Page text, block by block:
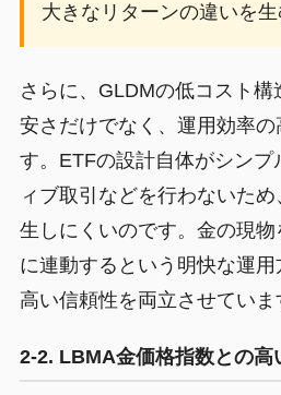
大きなリターンの違いを生
さらに、GLDMの低コスト
安さだけでなく、運用効率の
す。ETFの設計自体がシンプ
ィブ取引などを行わないた
生しにくいのです。金の現
に連動するという明快な運
高い信頼性を両立させていま
2-2. LBMA金価格指数との高